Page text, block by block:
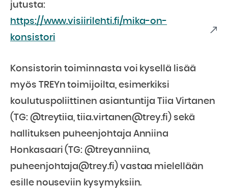
jutusta:
https://www.visiirilehti.fi/mika-on-
konsistori
Konsistorin toiminnasta voi kysellä lisää
myös TREYn toimijoilta, esimerkiksi
koulutuspoliittinen asiantuntija Tiia Virtanen
(TG: @treytiia, tiia.virtanen@trey.fi) sekä
hallituksen puheenjohtaja Anniina
Honkasaari (TG: @treyanniina,
puheenjohtaja@trey.fi) vastaa mielellään
esille nouseviin kysymyksiin.